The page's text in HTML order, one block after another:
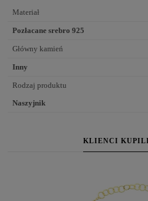
Materiał
Pozłacane srebro 925
Główny kamień
Inny
Rodzaj produktu
Naszyjnik
KLIENCI